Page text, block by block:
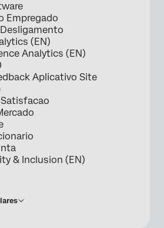
Empregado
(EN)
Analytics (EN)
Aplicativo Site
& Inclusion (EN)